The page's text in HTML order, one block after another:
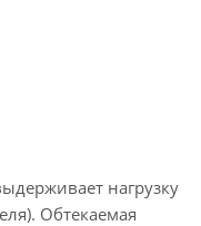
нагрузку
Обтекаемая